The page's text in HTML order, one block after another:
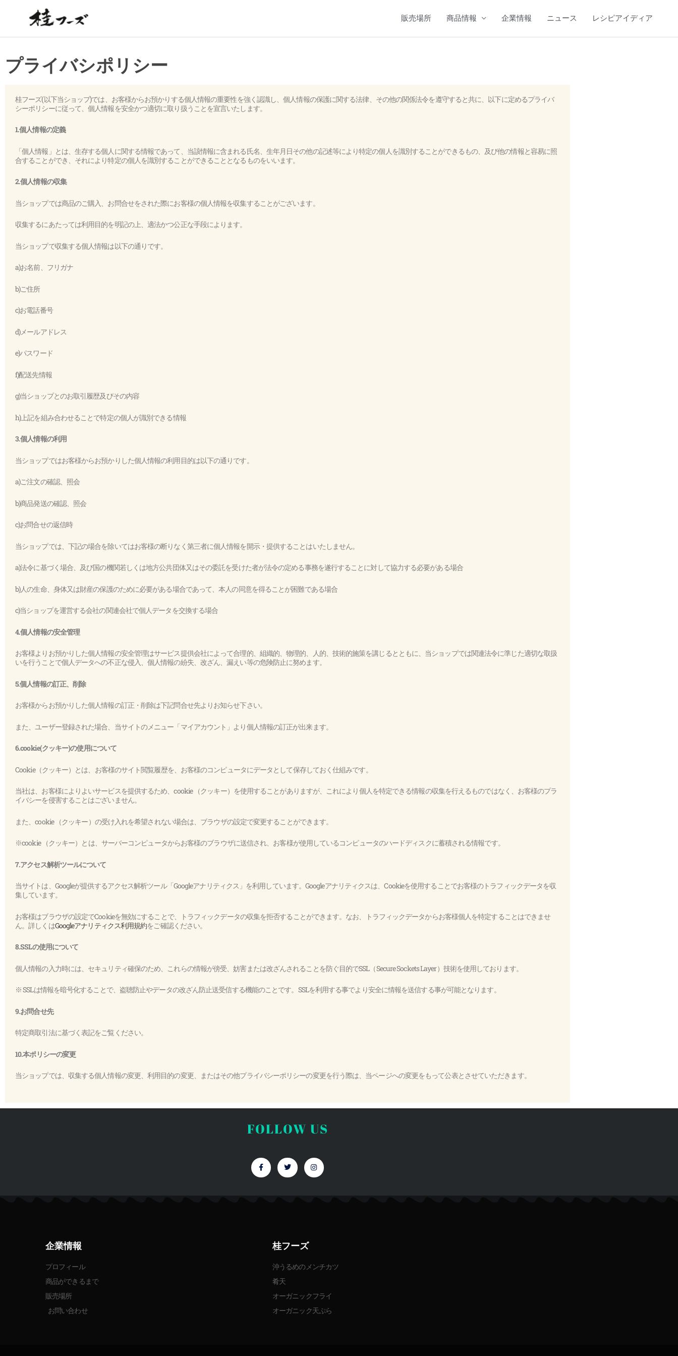
販売場所 商品情報 企業情報 ニュース レシピアイディア
プライバシポリシー
桂フーズ(以下当ショップ)では、お客様からお預かりする個人情報の重要性を強く認識し、個人情報の保護に関する法律、その他の関係法令を遵守すると共に、以下に定めるプライバ
シーポリシーに従って、個人情報を安全かつ適切に取り扱うことを宣言いたします。
1.個人情報の定義
「個人情報」とは、生存する個人に関する情報であって、当該情報に含まれる氏名、生年月日その他の記述等により特定の個人を識別することができるもの、及び他の情報と容易に照
合することができ、それにより特定の個人を識別することができることとなるものをいいます。
2.個人情報の収集
当ショップでは商品のご購入、お問合せをされた際にお客様の個人情報を収集することがございます。
収集するにあたっては利用目的を明記の上、適法かつ公正な手段によります。
当ショップで収集する個人情報は以下の通りです。
a)お名前、フリガナ
b)ご住所
c)お電話番号
d)メールアドレス
e)パスワード
f)配送先情報
g)当ショップとのお取引履歴及びその内容
h)上記を組み合わせることで特定の個人が識別できる情報
3.個人情報の利用
当ショップではお客様からお預かりした個人情報の利用目的は以下の通りです。
a)ご注文の確認、照会
b)商品発送の確認、照会
c)お問合せの返信時
当ショップでは、下記の場合を除いてはお客様の断りなく第三者に個人情報を開示・提供することはいたしません。
a)法令に基づく場合、及び国の機関若しくは地方公共団体又はその委託を受けた者が法令の定める事務を遂行することに対して協力する必要がある場合
b)人の生命、身体又は財産の保護のために必要がある場合であって、本人の同意を得ることが困難である場合
c)当ショップを運営する会社の関連会社で個人データを交換する場合
4.個人情報の安全管理
お客様よりお預かりした個人情報の安全管理はサービス提供会社によって合理的、組織的、物理的、人的、技術的施策を講じるとともに、当ショップでは関連法令に準じた適切な取扱
いを行うことで個人データへの不正な侵入、個人情報の紛失、改ざん、漏えい等の危険防止に努めます。
5.個人情報の訂正、削除
お客様からお預かりした個人情報の訂正・削除は下記問合せ先よりお知らせ下さい。
また、ユーザー登録された場合、当サイトのメニュー「マイアカウント」より個人情報の訂正が出来ます。
6.cookie(クッキー)の使用について
Cookie（クッキー）とは、お客様のサイト閲覧履歴を、お客様のコンピュータにデータとして保存しておく仕組みです。
当社は、お客様によりよいサービスを提供するため、cookie （クッキー）を使用することがありますが、これにより個人を特定できる情報の収集を行えるものではなく、お客様のプラ
イバシーを侵害することはございません。
また、cookie （クッキー）の受け入れを希望されない場合は、ブラウザの設定で変更することができます。
※cookie （クッキー）とは、サーバーコンピュータからお客様のブラウザに送信され、お客様が使用しているコンピュータのハードディスクに蓄積される情報です。
7.アクセス解析ツールについて
当サイトは、Googleが提供するアクセス解析ツール「Googleアナリティクス」を利用しています。Googleアナリティクスは、Cookieを使用することでお客様のトラフィックデータを収
集しています。
お客様はブラウザの設定でCookieを無効にすることで、トラフィックデータの収集を拒否することができます。なお、トラフィックデータからお客様個人を特定することはできませ
ん。詳しくはGoogleアナリティクス利用規約をご確認ください。
8.SSLの使用について
個人情報の入力時には、セキュリティ確保のため、これらの情報が傍受、妨害または改ざんされることを防ぐ目的でSSL（Secure Sockets Layer）技術を使用しております。
※ SSLは情報を暗号化することで、盗聴防止やデータの改ざん防止送受信する機能のことです。SSLを利用する事でより安全に情報を送信する事が可能となります。
9.お問合せ先
特定商取引法に基づく表記をご覧ください。
10.本ポリシーの変更
当ショップでは、収集する個人情報の変更、利用目的の変更、またはその他プライバシーポリシーの変更を行う際は、当ページへの変更をもって公表とさせていただきます。
FOLLOW US
F
a
c
o
T
w
i
I
n
s
g
企業情報
プロフィール
商品ができるまで
販売場所
お問い合わせ
桂フーズ
沖うるめのメンチカツ
肴天
オーガニックフライ
オーガニック天ぷら